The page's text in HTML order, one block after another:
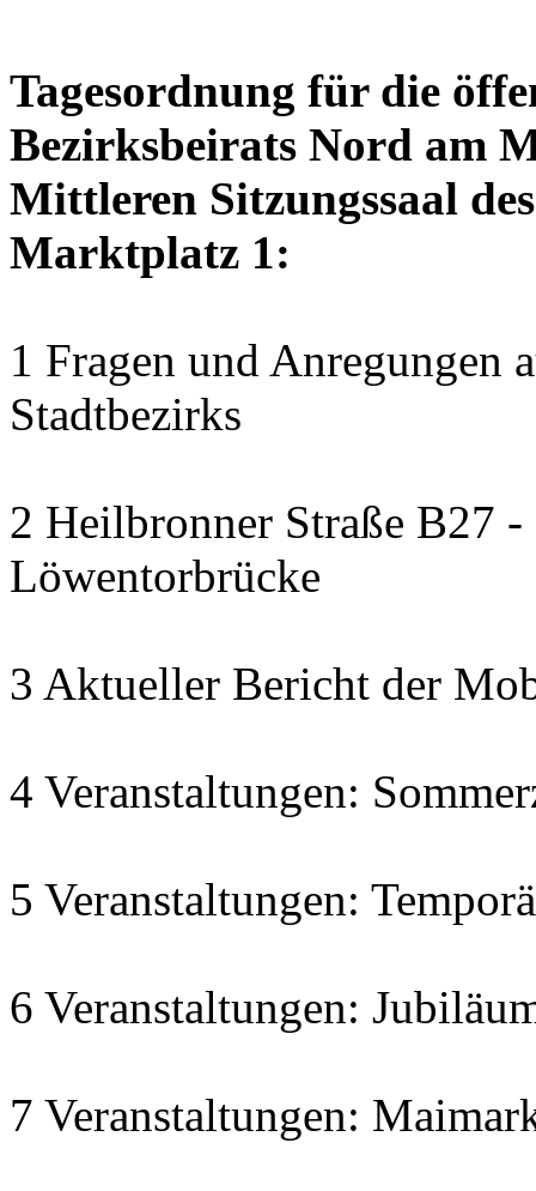
Tagesordnung für die
Bezirksbeirats Nord am
Mittleren Sitzungssaal
Marktplatz 1:
1 Fragen und Anregungen
Stadtbezirks
2 Heilbronner Straße B27
Löwentorbrücke
3 Aktueller Bericht der
4 Veranstaltungen:
5 Veranstaltungen:
6 Veranstaltungen:
7 Veranstaltungen: